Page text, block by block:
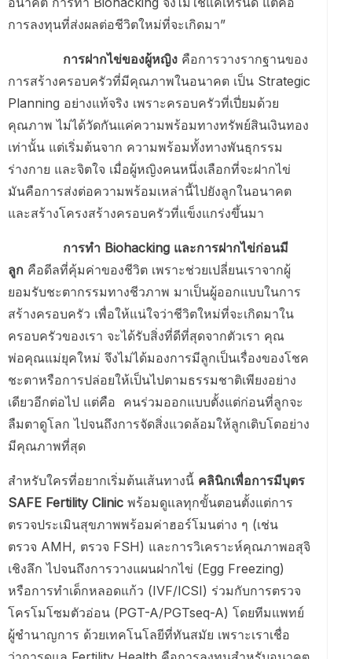
การลงทุนที่ส่งผลต่อชีวิตใหม่ที่จะเกิดมา”
การฝากไข่ของผู้หญิง คือการวางรากฐานของ
การสร้างครอบครัวที่มีคุณภาพในอนาคต เป็น Strategic
Planning อย่างแท้จริง เพราะครอบครัวที่เปี่ยมด้วย
คุณภาพ ไม่ได้วัดกันแค่ความพร้อมทางทรัพย์สินเงินทอง
เท่านั้น แต่เริ่มต้นจาก ความพร้อมทั้งทางพันธุกรรม
ร่างกาย และจิตใจ เมื่อผู้หญิงคนหนึ่งเลือกที่จะฝากไข่
มันคือการส่งต่อความพร้อมเหล่านี้ไปยังลูกในอนาคต
และสร้างโครงสร้างครอบครัวที่แข็งแกร่งขึ้นมา
การทำ Biohacking และการฝากไข่ก่อนมี
ลูก คือดีลที่คุ้มค่าของชีวิต เพราะช่วยเปลี่ยนเราจากผู้
ยอมรับชะตากรรมทางชีวภาพ มาเป็นผู้ออกแบบในการ
สร้างครอบครัว เพื่อให้แน่ใจว่าชีวิตใหม่ที่จะเกิดมาใน
ครอบครัวของเรา จะได้รับสิ่งที่ดีที่สุดจากตัวเรา คุณ
พ่อคุณแม่ยุคใหม่ จึงไม่ได้มองการมีลูกเป็นเรื่องของโชค
ชะตาหรือการปล่อยให้เป็นไปตามธรรมชาติเพียงอย่าง
เดียวอีกต่อไป แต่คือ คนร่วมออกแบบตั้งแต่ก่อนที่ลูกจะ
ลืมตาดูโลก ไปจนถึงการจัดสิ่งแวดล้อมให้ลูกเติบโตอย่าง
มีคุณภาพที่สุด
สำหรับใครที่อยากเริ่มต้นเส้นทางนี้ คลินิกเพื่อการมีบุตร
SAFE Fertility Clinic พร้อมดูแลทุกขั้นตอนตั้งแต่การ
ตรวจประเมินสุขภาพพร้อมค่าฮอร์โมนต่าง ๆ (เช่น
ตรวจ AMH, ตรวจ FSH) และการวิเคราะห์คุณภาพอสุจิ
เชิงลึก ไปจนถึงการวางแผนฝากไข่ (Egg Freezing)
หรือการทำเด็กหลอดแก้ว (IVF/ICSI) ร่วมกับการตรวจ
โครโมโซมตัวอ่อน (PGT-A/PGTseq-A) โดยทีมแพทย์
ผู้ชำนาญการ ด้วยเทคโนโลยีที่ทันสมัย เพราะเราเชื่อ